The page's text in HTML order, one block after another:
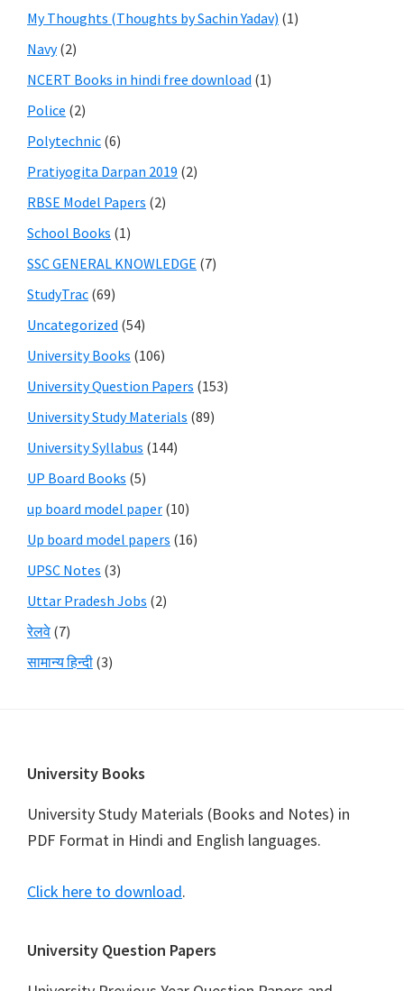
My Thoughts (Thoughts by Sachin Yadav) (1)
Navy(2)
NCERT Books in hindi free download (1)
Police (2)
Polytechnic (6)
Pratiyogita Darpan 2019 (2)
RBSE Model Papers (2)
School Books (1)
SSC GENERAL KNOWLEDGE (7)
StudyTrac (69)
Uncategorized (54)
University Books (106)
University Question Papers (153)
University Study Materials (89)
University Syllabus (144)
UP Board Books (5)
up board model paper (10)
Up board model papers (16)
UPSC Notes (3)
Uttar Pradesh Jobs (2)
रेलवे (7)
सामान्य हिन्दी (3)
Footer
University Books
University Study Materials (Books and Notes) in
PDF Format in Hindi and English languages.
Click here to download.
University Question Papers